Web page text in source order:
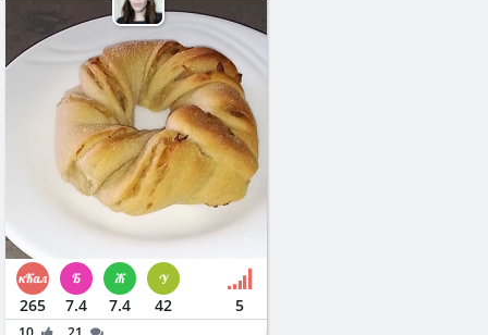
265 7.4 7.4 42 5